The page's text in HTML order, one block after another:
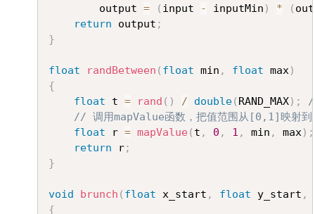
		output
= ( input - inputMin ) * (
return output ;
}
float randBetween ( float min , float max)
{
float t = rand ( ) / double( RAND_MAX) ;
// 调用mapValue函数，把值范围从[0,1]映射
float r = mapValue( t , 0 , 1 , min , max) ;
return r;
}
void brunch ( float x_start , float y_start ,
{